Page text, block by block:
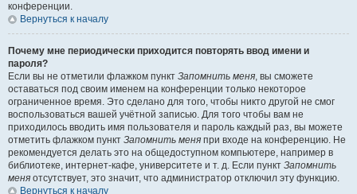
конференции.
Вернуться к началу
Почему мне периодически приходится повторять ввод имени и
пароля?
Если вы не отметили флажком пункт Запомнить меня, вы сможете
оставаться под своим именем на конференции только некоторое
ограниченное время. Это сделано для того, чтобы никто другой не смог
воспользоваться вашей учётной записью. Для того чтобы вам не
приходилось вводить имя пользователя и пароль каждый раз, вы можете
отметить флажком пункт Запомнить меня при входе на конференцию. Не
рекомендуется делать это на общедоступном компьютере, например в
библиотеке, интернет-кафе, университете и т. д. Если пункт Запомнить
меня отсутствует, это значит, что администратор отключил эту функцию.
Вернуться к началу